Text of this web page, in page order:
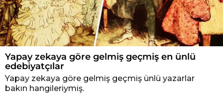
Yapay zekaya göre gelmiş geçmiş en ünlü
edebiyatçılar
Yapay zekaya göre gelmiş geçmiş ünlü yazarlar
bakın hangileriymiş.